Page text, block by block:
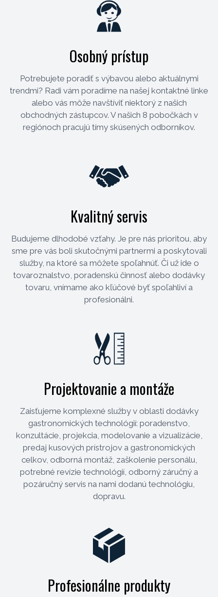
Osobný prístup
Potrebujete poradiť s výbavou alebo aktuálnymi
trendmi? Radi vám poradíme na našej kontaktné linke
alebo vás môže navštíviť niektorý z našich
obchodných zástupcov. V našich 8 pobočkách v
regiónoch pracujú tímy skúsených odborníkov.
Kvalitný servis
Budujeme dlhodobé vzťahy. Je pre nás prioritou, aby
sme pre vás boli skutočnými partnermi a poskytovali
služby, na ktoré sa môžete spoľahnúť. Či už ide o
tovaroznalstvo, poradenskú činnosť alebo dodávky
tovaru, vnímame ako kľúčové byť spoľahliví a
profesionálni.
Projektovanie a montáže
Zaisťujeme komplexné služby v oblasti dodávky
gastronomických technológií: poradenstvo,
konzultácie, projekcia, modelovanie a vizualizácie,
predaj kusových prístrojov a gastronomických
celkov, odborná montáž, zaškolenie personálu,
potrebné revízie technológií, odborný záručný a
pozáručný servis na nami dodanú technológiu,
dopravu.
Profesionálne produkty